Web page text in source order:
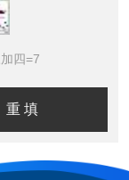
四=7